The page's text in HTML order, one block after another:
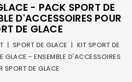
- PACK SPORT DE
D'ACCESSOIRES POUR
DE GLACE
SPORT DE GLACE
KIT SPORT DE
GLACE - ENSEMBLE D'ACCESSOIRES
SPORT DE GLACE